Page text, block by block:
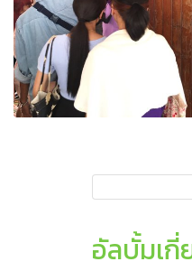
อัลบั้มเกี่